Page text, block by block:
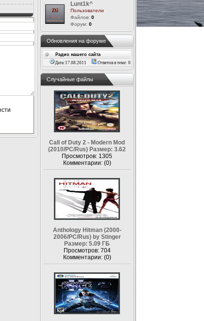
Lunt1k^
Пользователи
Файлов: 0
Форум: 0
Обновления на форуме
Радио нашего сайта
Дата:17.08.2011
Ответов в теме: 0
Случайные файлы
Call of Duty 2 - Modern Mod
(2010/PC/Rus) Размер: 3.62
Просмотров: 1305
Комментарии: (0)
Anthology Hitman (2000-
2006/PC/Rus) by Stinger
Размер: 5.09 ГБ
Просмотров: 704
Комментарии: (0)